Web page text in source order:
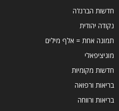
חדשות הברנז'ה
נקודה יהודית
תמונה אחת = אלף מילים
מוניציפאלי
חדשות מקומיות
בריאות ורפואה
בריאות ורווחה